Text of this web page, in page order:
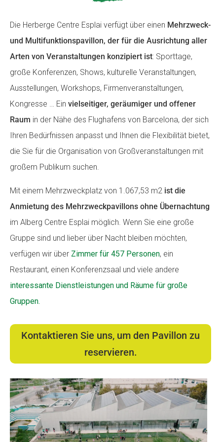
Die Herberge Centre Esplai verfügt über einen Mehrzweck-
und Multifunktionspavillon, der für die Ausrichtung aller
Arten von Veranstaltungen konzipiert ist: Sporttage,
große Konferenzen, Shows, kulturelle Veranstaltungen,
Ausstellungen, Workshops, Firmenveranstaltungen,
Kongresse … Ein vielseitiger, geräumiger und offener
Raum in der Nähe des Flughafens von Barcelona, ​​der sich
Ihren Bedürfnissen anpasst und Ihnen die Flexibilität bietet,
die Sie für die Organisation von Großveranstaltungen mit
großem Publikum suchen.
Mit einem Mehrzweckplatz von 1.067,53 m2 ist die
Anmietung des Mehrzweckpavillons ohne Übernachtung
im Alberg Centre Esplai möglich. Wenn Sie eine große
Gruppe sind und lieber über Nacht bleiben möchten,
verfügen wir über Zimmer für 457 Personen, ein
Restaurant, einen Konferenzsaal und viele andere
interessante Dienstleistungen und Räume für große
Gruppen.
Kontaktieren Sie uns, um den Pavillon zu
reservieren.
ACCIÓ SOCIAL I JOVES
ESPLAIS
SUPORT TERCER SECTOR
CONEIX FUNDESPLAI
La Fundació
Missió i valors
Memòria d'activitats
ACTUALITAT
Notícies
Butlletins
ACCIÓ SOCIAL I JOVES
ESPLAIS
SUPORT TERCER SECTOR
CONEIX FUNDESPLAI
La Fundació
Missió i valors
Memòria d'activitats
ACTUALITAT
Notícies
Butlletins